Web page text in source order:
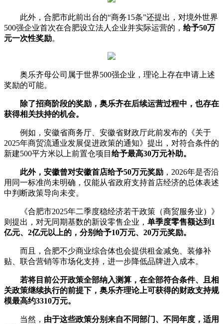
此外，合肥市此前出台的“商务15条”还提出，对境外世界
500强企业首次在合肥设立法人企业并实际运营的， 给予50万
元一次性奖励。
奥乐齐母公司属于世界500强企业，理论上存在申请上述
奖励的可能。
除了招商阶段的奖励，奥乐齐在后续运营过程中，也存在
获得相关扶持的机会。
例如，安徽省商务厅、安徽省财政厅此前发布的《关于
2025年商贸流通业发展促进政策的通知》提出，对符合条件的
新建500平方米以上前置仓项目 给予最高30万元补助。
此外， 安徽曾对安徽首店给予50万元奖励 ，2026年是否沿
用同一标准尚未明确，仅能从省政府支持首店经济的总体表述
中判断政策导向未变。
《合肥市2025年二季度稳经济若干政策（商贸服务业）》
则提出，对无同期基数的新设零售企业， 单季度零售额达到1
亿元、2亿元以上的，分别给予10万元、20万元奖励。
而且，合肥不少商业综合体也会提供租金减免、装修补
贴、联合营销等市场化支持，进一步降低品牌进入成本。
若将目前公开政策全部纳入测算，在全部符合条件、且相
关政策继续执行的前提下，奥乐齐理论上可获得的财政支持规
模最高约3310万元。
当然， 由于这些政策分别来自不同部门、不同年度，适用